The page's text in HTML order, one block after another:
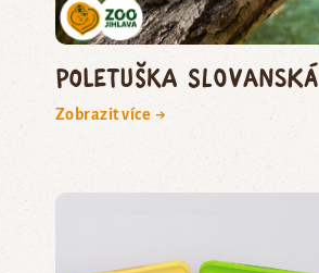
Poletuška slovanská
Zobrazit více →